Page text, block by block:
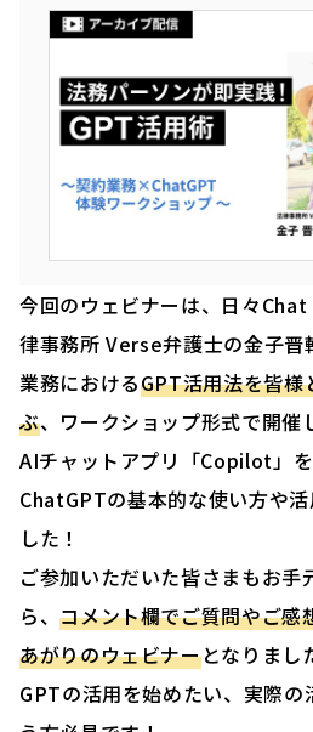
今回のウェビナーは、日々
律事務所 Verse弁護士の金子晋
業務におけるGPT活用法を皆様
ぶ、ワークショップ形式で開催
AIチャットアプリ「Copilot」を
ChatGPTの基本的な使い方や
した！
ご参加いただいた皆さまもお手
ら、コメント欄でご質問やご感
あがりのウェビナーとなりまし
GPTの活用を始めたい、実際の